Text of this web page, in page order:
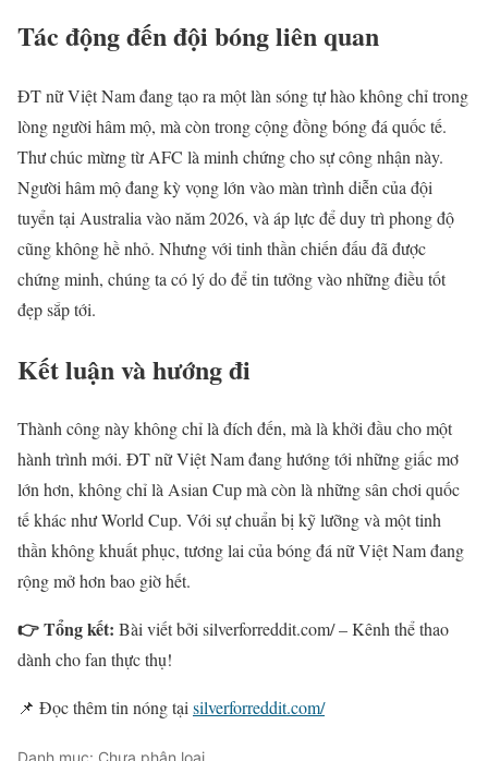
Tác động đến đội bóng liên quan
ĐT nữ Việt Nam đang tạo ra một làn sóng tự hào không chỉ trong
lòng người hâm mộ, mà còn trong cộng đồng bóng đá quốc tế.
Thư chúc mừng từ AFC là minh chứng cho sự công nhận này.
Người hâm mộ đang kỳ vọng lớn vào màn trình diễn của đội
tuyển tại Australia vào năm 2026, và áp lực để duy trì phong độ
cũng không hề nhỏ. Nhưng với tinh thần chiến đấu đã được
chứng minh, chúng ta có lý do để tin tưởng vào những điều tốt
đẹp sắp tới.
Kết luận và hướng đi
Thành công này không chỉ là đích đến, mà là khởi đầu cho một
hành trình mới. ĐT nữ Việt Nam đang hướng tới những giấc mơ
lớn hơn, không chỉ là Asian Cup mà còn là những sân chơi quốc
tế khác như World Cup. Với sự chuẩn bị kỹ lưỡng và một tinh
thần không khuất phục, tương lai của bóng đá nữ Việt Nam đang
rộng mở hơn bao giờ hết.
👉 Tổng kết: Bài viết bởi silverforreddit.com/ – Kênh thể thao
dành cho fan thực thụ!
📌 Đọc thêm tin nóng tạisilverforreddit.com/